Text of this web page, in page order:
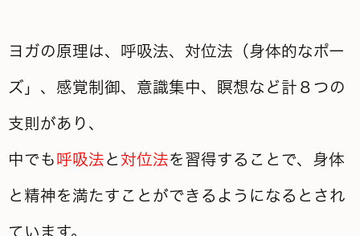
ヨガの原理は、呼吸法、対位法（身体的なポー
ズ」、感覚制御、意識集中、瞑想など計８つの
支則があり、
中でも 呼吸法 と 対位法を習得することで、身体
と精神を満たすことができるようになるとされ
ています。